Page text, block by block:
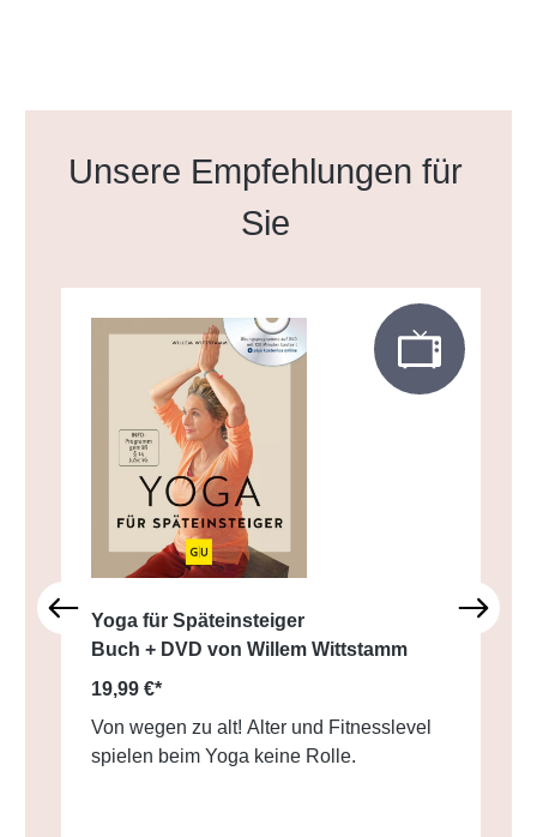
Produktgalerie überspringen
Unsere Empfehlungen für
Sie
Yoga für Späteinsteiger
Buch + DVD von Willem Wittstamm
19,99 €*
Von wegen zu alt! Alter und Fitnesslevel
spielen beim Yoga keine Rolle.